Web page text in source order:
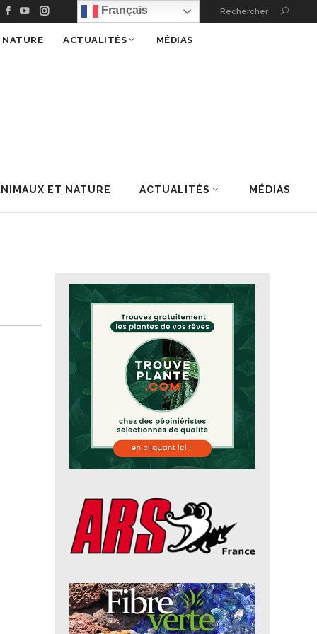
Français Rechercher
ET NATURE ACTUALITÉS MÉDIAS
ACTUALITÉS MÉDIAS